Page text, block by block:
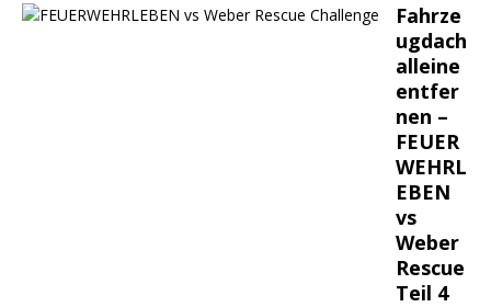
Fahrze
ugdach
alleine
entfer
nen –
FEUER
WEHRL
EBEN
vs
Weber
Rescue
Teil 4